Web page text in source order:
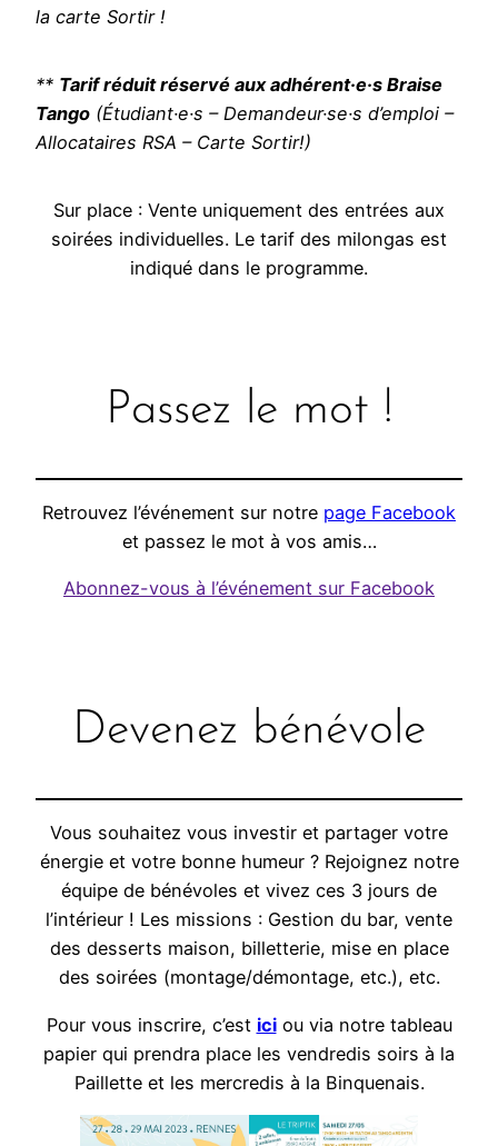
la carte Sortir !
** Tarif réduit réservé aux adhérent·e·s Braise
Tango (Étudiant·e·s – Demandeur·se·s d’emploi –
Allocataires RSA – Carte Sortir!)
Sur place : Vente uniquement des entrées aux
soirées individuelles. Le tarif des milongas est
indiqué dans le programme.
Passez le mot !
Retrouvez l’événement sur notre page Facebook
et passez le mot à vos amis…
Abonnez-vous à l’événement sur Facebook
Devenez bénévole
Vous souhaitez vous investir et partager votre
énergie et votre bonne humeur ? Rejoignez notre
équipe de bénévoles et vivez ces 3 jours de
l’intérieur ! Les missions : Gestion du bar, vente
des desserts maison, billetterie, mise en place
des soirées (montage/démontage, etc.), etc.
Pour vous inscrire, c’est iciou via notre tableau
papier qui prendra place les vendredis soirs à la
Paillette et les mercredis à la Binquenais.